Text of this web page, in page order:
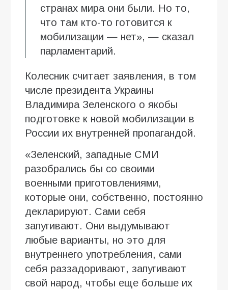
странах мира они были. Но то,
что там кто-то готовится к
мобилизации — нет», — сказал
парламентарий.
Колесник считает заявления, в том
числе президента Украины
Владимира Зеленского о якобы
подготовке к новой мобилизации в
России их внутренней пропагандой.
«Зеленский, западные СМИ
разобрались бы со своими
военными приготовлениями,
которые они, собственно, постоянно
декларируют. Сами себя
запугивают. Они выдумывают
любые варианты, но это для
внутреннего употребления, сами
себя раззадоривают, запугивают
свой народ, чтобы еще больше их